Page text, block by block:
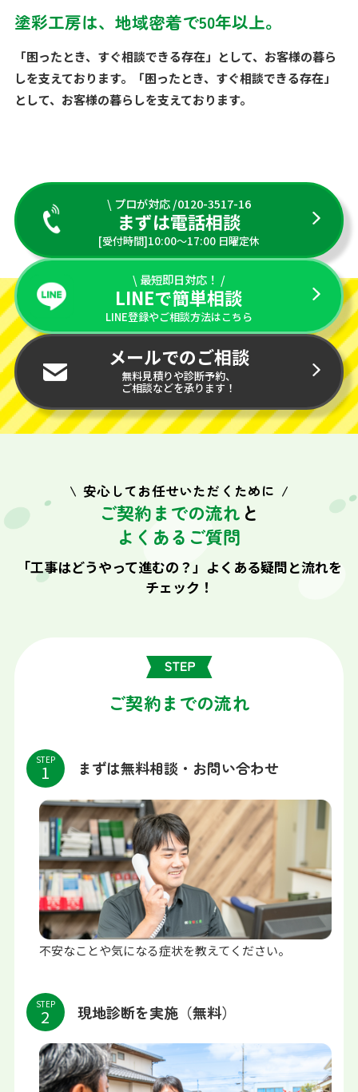
塗彩工房は、地域密着で50年以上。
「困ったとき、すぐ相談できる存在」として、お客様の暮ら
しを支えております。「困ったとき、すぐ相談できる存在」
として、お客様の暮らしを支えております。
\ プロが対応 /0120-3517-16
まずは電話相談
[受付時間]10:00〜17:00 日曜定休
\ 最短即日対応！ /
LINEで簡単相談
LINE登録やご相談方法はこちら
メールでのご相談
無料見積りや診断予約、
ご相談などを承ります！
安心してお任せいただくために
ご契約までの流れ と
よくあるご質問
「工事はどうやって進むの？」よくある疑問と流れを
チェック！
ご契約までの流れ
STEP まずは無料相談・お問い合わせ
不安なことや気になる症状を教えてください。
STEP 現地診断を実施（無料）